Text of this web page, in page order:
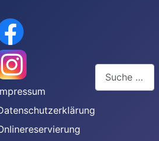
anzeigen
Suchen